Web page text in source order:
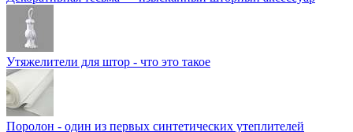
Утяжелители для штор - что это такое
Поролон - один из первых синтетических утеплителей